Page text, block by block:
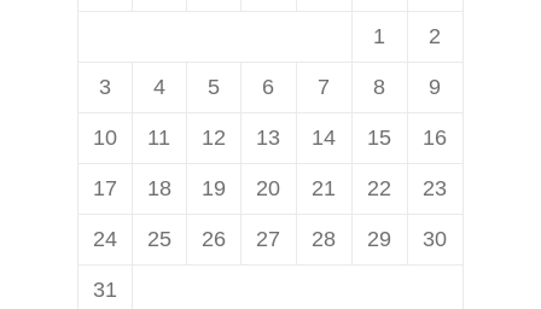
1 2
3 4 5 6 7 8 9
10 11 12 13 14 15 16
17 18 19 20 21 22 23
24 25 26 27 28 29 30
31